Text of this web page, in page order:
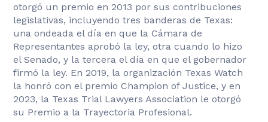
otorgó un premio en 2013 por sus contribuciones
legislativas, incluyendo tres banderas de Texas:
una ondeada el día en que la Cámara de
Representantes aprobó la ley, otra cuando lo hizo
el Senado, y la tercera el día en que el gobernador
firmó la ley. En 2019, la organización Texas Watch
la honró con el premio Champion of Justice, y en
2023, la Texas Trial Lawyers Association le otorgó
su Premio a la Trayectoria Profesional.